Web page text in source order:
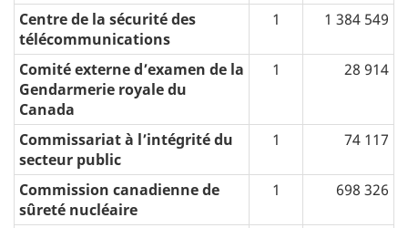
Centre de la sécurité des
télécommunications
1 1 384 549
Comité externe d’examen de la
Gendarmerie royale du
Canada
1 28 914
Commissariat à l’intégrité du
secteur public
1 74 117
Commission canadienne de
sûreté nucléaire
1 698 326